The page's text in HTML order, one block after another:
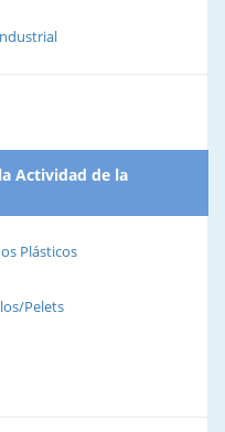
Actividad de la
Plásticos
Pelets